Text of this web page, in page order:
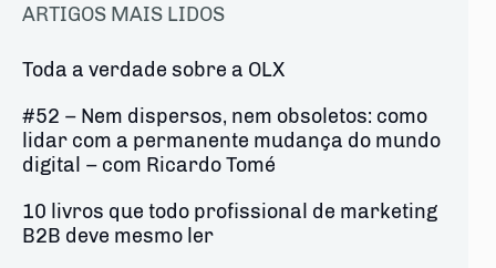
ARTIGOS MAIS LIDOS
Toda a verdade sobre a OLX
#52 – Nem dispersos, nem obsoletos: como
lidar com a permanente mudança do mundo
digital – com Ricardo Tomé
10 livros que todo profissional de marketing
B2B deve mesmo ler